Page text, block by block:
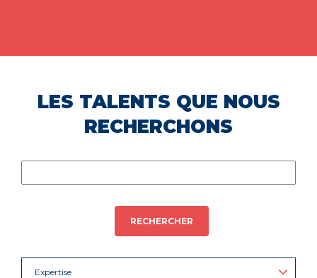
LES TALENTS QUE NOUS
RECHERCHONS
RECHERCHER
Expertise